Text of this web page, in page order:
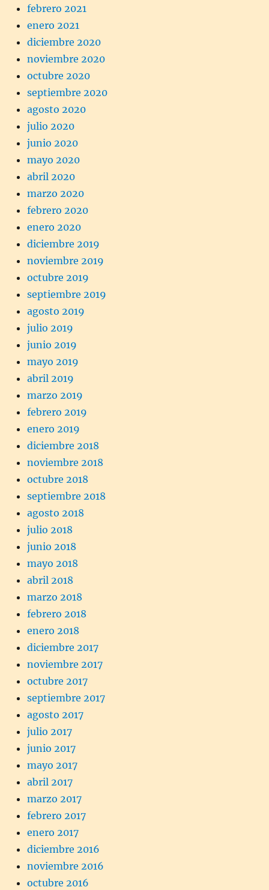
febrero 2021
enero 2021
diciembre 2020
noviembre 2020
octubre 2020
septiembre 2020
agosto 2020
julio 2020
junio 2020
mayo 2020
abril 2020
marzo 2020
febrero 2020
enero 2020
diciembre 2019
noviembre 2019
octubre 2019
septiembre 2019
agosto 2019
julio 2019
junio 2019
mayo 2019
abril 2019
marzo 2019
febrero 2019
enero 2019
diciembre 2018
noviembre 2018
octubre 2018
septiembre 2018
agosto 2018
julio 2018
junio 2018
mayo 2018
abril 2018
marzo 2018
febrero 2018
enero 2018
diciembre 2017
noviembre 2017
octubre 2017
septiembre 2017
agosto 2017
julio 2017
junio 2017
mayo 2017
abril 2017
marzo 2017
febrero 2017
enero 2017
diciembre 2016
noviembre 2016
octubre 2016